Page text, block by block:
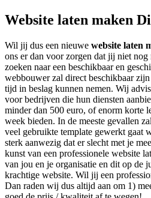
Website laten maken
Wil jij dus een nieuwe website laten
ons er dan voor zorgen dat jij niet
zoeken naar een beschikbaar en
webbouwer zal direct beschikbaar
tijd in beslag kunnen nemen. Wij
voor bedrijven die hun diensten
minder dan 500 euro, of enorm korte
week bieden. In de meeste gevallen
veel gebruikte template gewerkt gaat
sterk aanwezig dat er slecht met je
kunst van een professionele website
van jou en je organisatie en dit op de
krachtige website. Wil jij een
Dan raden wij dus altijd aan om 1)